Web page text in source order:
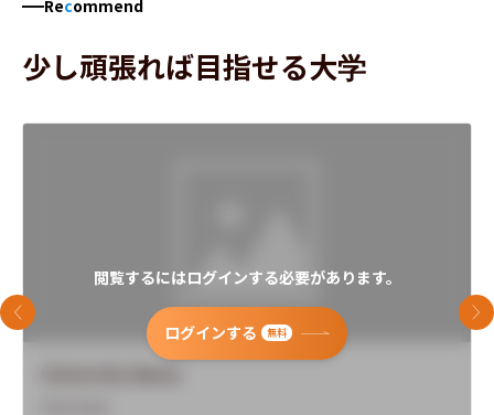
Recommend
少し頑張れば目指せる大学
閲覧するにはログインする必要があります。
ログインする 無料
前のスライド 次